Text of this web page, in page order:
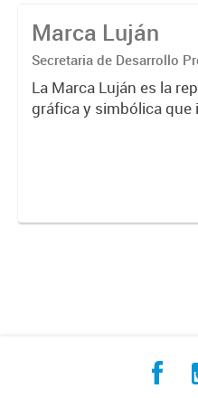
Marca Luján
Secretaria de Desarrollo
La Marca Luján es la
gráfica y simbólica que